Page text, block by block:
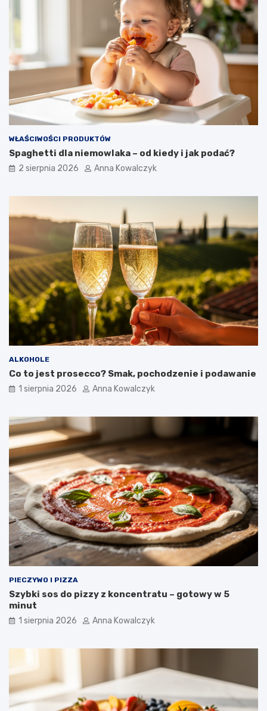
WŁAŚCIWOŚCI PRODUKTÓW
Spaghetti dla niemowlaka – od kiedy i jak podać?
2 sierpnia 2026 Anna Kowalczyk
ALKOHOLE
Co to jest prosecco? Smak, pochodzenie i podawanie
1 sierpnia 2026 Anna Kowalczyk
PIECZYWO I PIZZA
Szybki sos do pizzy z koncentratu – gotowy w 5
minut
1 sierpnia 2026 Anna Kowalczyk